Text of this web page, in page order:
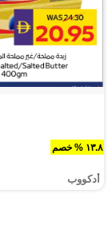
١٣.٨ % خصم
أدكووب